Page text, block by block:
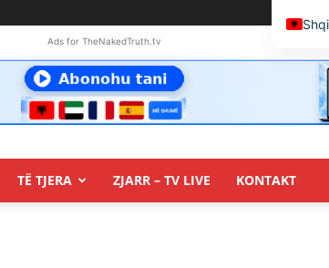
Ads for TheNakedTruth.tv
TË TJERA ZJARR – TV LIVE KONTAKT